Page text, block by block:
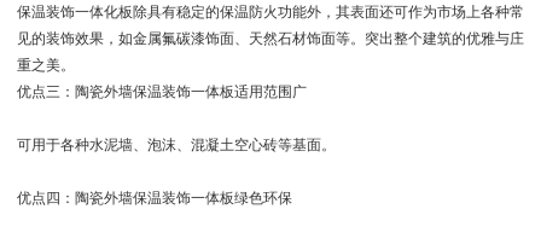
保温装饰一体化板除具有稳定的保温防火功能外，其表面还可作为市场上各种常
见的装饰效果，如金属氟碳漆饰面、天然石材饰面等。突出整个建筑的优雅与庄
重之美。
优点三：陶瓷外墙保温装饰一体板适用范围广
可用于各种水泥墙、泡沫、混凝土空心砖等基面。
优点四：陶瓷外墙保温装饰一体板绿色环保